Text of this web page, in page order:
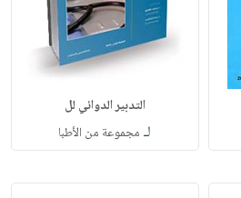
التدبير الدوائي لل
لـ مجموعة من الأطبا